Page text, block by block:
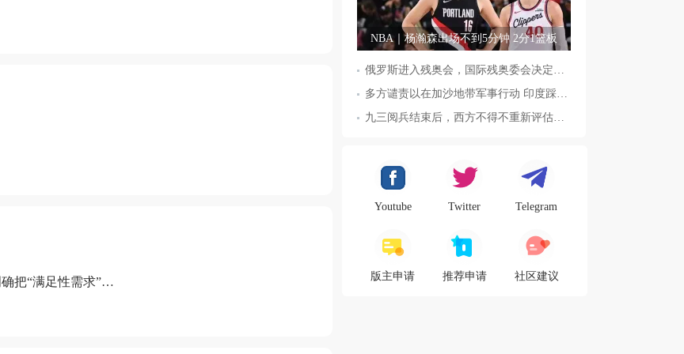
把“满足性需求”排
NBA｜杨瀚森出场不到5分钟 2分1篮板
Youtube Twitter Telegram
版主申请 推荐申请 社区建议